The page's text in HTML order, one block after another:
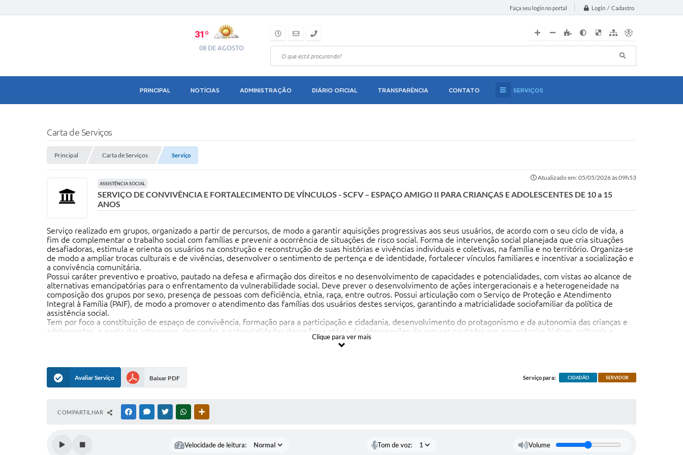
Faça seu login no portal Login / Cadastro
31º
08 DE AGOSTO
PRINCIPAL NOTÍCIAS ADMINISTRAÇÃO DIÁRIO OFICIAL TRANSPARÊNCIA CONTATO SERVIÇOS
Carta de Serviços
Principal Carta de Serviços Serviço
Atualizado em: 05/05/2026 às 09h53
ASSISTÊNCIA SOCIAL
SERVIÇO DE CONVIVÊNCIA E FORTALECIMENTO DE VÍNCULOS - SCFV – ESPAÇO AMIGO II PARA CRIANÇAS E ADOLESCENTES DE 10 a 15
ANOS
Serviço realizado em grupos, organizado a partir de percursos, de modo a garantir aquisições progressivas aos seus usuários, de acordo com o seu ciclo de vida, a
fim de complementar o trabalho social com famílias e prevenir a ocorrência de situações de risco social. Forma de intervenção social planejada que cria situações
desafiadoras, estimula e orienta os usuários na construção e reconstrução de suas histórias e vivências individuais e coletivas, na família e no território. Organiza-se
de modo a ampliar trocas culturais e de vivências, desenvolver o sentimento de pertença e de identidade, fortalecer vínculos familiares e incentivar a socialização e
a convivência comunitária.
Possui caráter preventivo e proativo, pautado na defesa e afirmação dos direitos e no desenvolvimento de capacidades e potencialidades, com vistas ao alcance de
alternativas emancipatórias para o enfrentamento da vulnerabilidade social. Deve prever o desenvolvimento de ações intergeracionais e a heterogeneidade na
composição dos grupos por sexo, presença de pessoas com deficiência, etnia, raça, entre outros. Possui articulação com o Serviço de Proteção e Atendimento
Integral à Família (PAIF), de modo a promover o atendimento das famílias dos usuários destes serviços, garantindo a matricialidade sociofamiliar da política de
assistência social.
Tem por foco a constituição de espaço de convivência, formação para a participação e cidadania, desenvolvimento do protagonismo e da autonomia das crianças e
adolescentes, a partir dos interesses, demandas e potencialidades dessa faixa etária. As intervenções devem ser pautadas em experiências lúdicas, culturais e
esportivas como formas de expressão, interação, aprendizagem, sociabilidade e proteção social. Inclui crianças e adolescentes com deficiência, retirados do trabalho
infantil ou submetidos a outras violações, cujas atividades contribuem para re-significar vivências de isolamento e de violação de direitos, bem como propiciar
OBJETIVOS GERAIS:
- Complementar o trabalho social com família, prevenindo a ocorrência de situações de risco social e fortalecendo a convivência familiar e comunitária;
convivência familiar e comunitária;
- Promover acessos a benefícios e serviços socioassistenciais, fortalecendo a rede de proteção social de assistência social nos territórios;
- Promover acessos a serviços setoriais, em especial das políticas de educação, saúde, cultura, esporte e lazer existentes no território, contribuindo para o usufruto
- Oportunizar o acesso às informações sobre direitos e sobre participação cidadã, estimulando o desenvolvimento do protagonismo dos usuários;
- Possibilitar acessos a experiências e manifestações artísticas, culturais, esportivas e de lazer, com vistas ao desenvolvimento de novas sociabilidades;
Clique para ver mais
Avaliar Serviço Baixar PDF Serviço para: CIDADÃO SERVIDOR
COMPARTILHAR FACEBOOKMESSENGER
TWITTERWHATSAPP
Velocidade de leitura: Tom de voz: Volume